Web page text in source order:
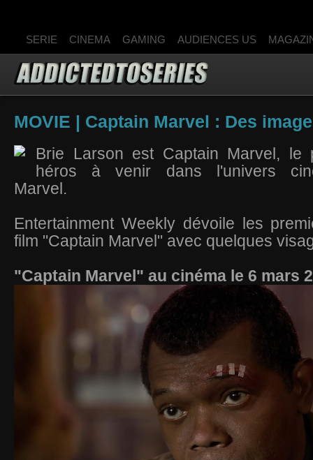
SERIE CINEMA GAMING AUDIENCES US
MOVIE | Captain Marvel : Des
Brie Larson est Captain Marvel, le
héros à venir dans l'univers
Marvel.
Entertainment Weekly dévoile les
film "Captain Marvel" avec quelques
"Captain Marvel" au cinéma le 6 mars